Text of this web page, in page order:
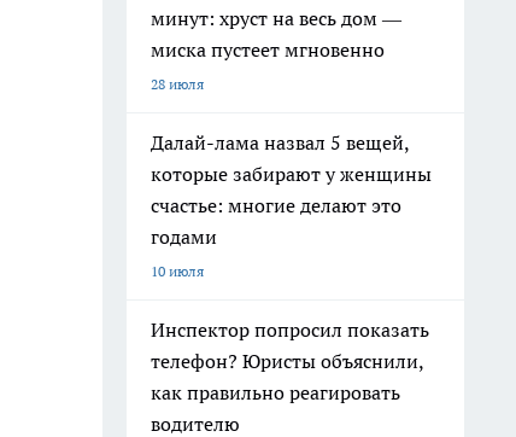
минут: хруст на весь дом —
миска пустеет мгновенно
28 июля
Далай-лама назвал 5 вещей,
которые забирают у женщины
счастье: многие делают это
годами
10 июля
Инспектор попросил показать
телефон? Юристы объяснили,
как правильно реагировать
водителю